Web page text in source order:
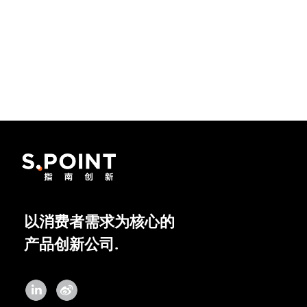
以消费者需求为核心的
产品创新公司.